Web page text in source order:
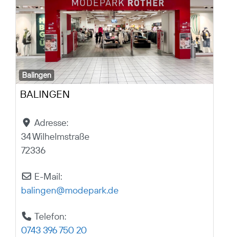
Balingen
BALINGEN
Adresse:
34 Wilhelmstraße
72336
E-Mail:
balingen@modepark.de
Telefon:
0743 396 750 20